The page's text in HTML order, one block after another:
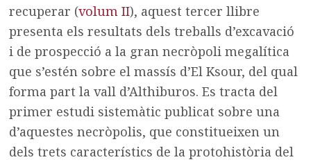
recuperar (volum II), aquest tercer llibre
presenta els resultats dels treballs d’excavació
i de prospecció a la gran necròpoli megalítica
que s’estén sobre el massís d’El Ksour, del qual
forma part la vall d’Althiburos. Es tracta del
primer estudi sistemàtic publicat sobre una
d’aquestes necròpolis, que constitueixen un
dels trets característics de la protohistòria del